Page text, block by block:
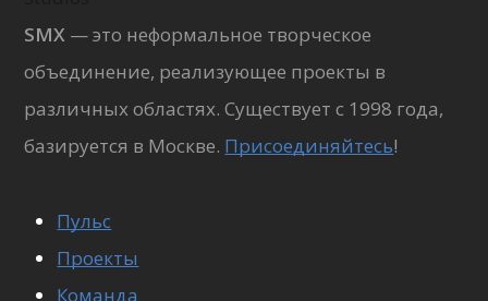
SMX — это неформальное творческое
объединение, реализующее проекты в
различных областях. Существует с 1998 года,
базируется в Москве. Присоединяйтесь!
Пульс
Проекты
Команда